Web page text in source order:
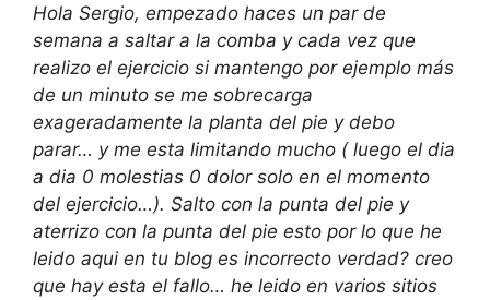
Hola Sergio, empezado haces un par de
semana a saltar a la comba y cada vez que
realizo el ejercicio si mantengo por ejemplo más
de un minuto se me sobrecarga
exageradamente la planta del pie y debo
parar… y me esta limitando mucho ( luego el dia
a dia 0 molestias 0 dolor solo en el momento
del ejercicio…). Salto con la punta del pie y
aterrizo con la punta del pie esto por lo que he
leido aqui en tu blog es incorrecto verdad? creo
que hay esta el fallo… he leido en varios sitios